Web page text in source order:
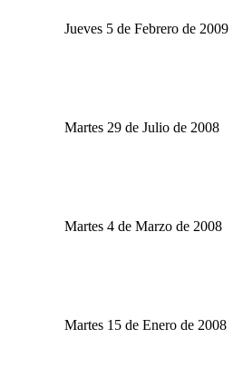
Jueves 5 de Febrero de 2009
Martes 29 de Julio de 2008
Martes 4 de Marzo de 2008
Martes 15 de Enero de 2008